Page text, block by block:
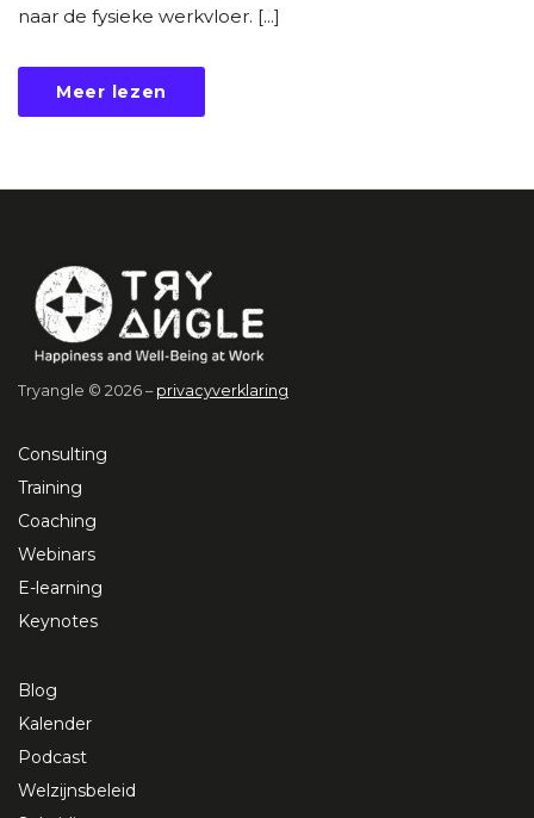
naar de fysieke werkvloer. [...]
Meer lezen
Tryangle © 2026 – privacyverklaring
Consulting
Training
Coaching
Webinars
E-learning
Keynotes
Blog
Kalender
Podcast
Welzijnsbeleid